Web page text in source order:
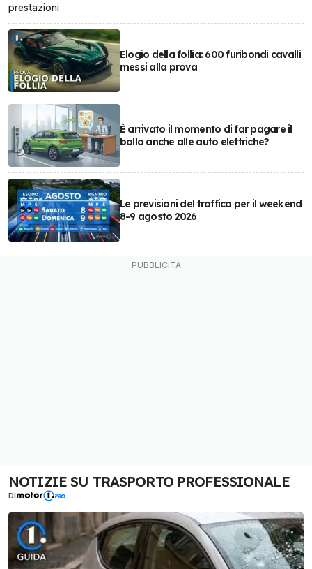
prestazioni
Elogio della follia: 600 furibondi cavalli
messi alla prova
È arrivato il momento di far pagare il
bollo anche alle auto elettriche?
Le previsioni del traffico per il weekend
8-9 agosto 2026
NOTIZIE SU TRASPORTO PROFESSIONALE
DI